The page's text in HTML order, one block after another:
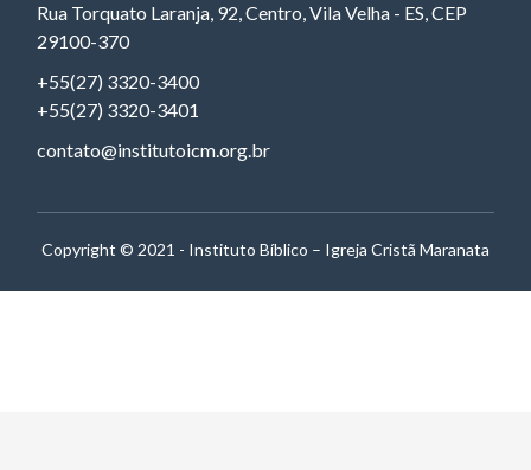
Rua Torquato Laranja, 92, Centro, Vila Velha - ES, CEP
29100-370
+55(27) 3320-3400
+55(27) 3320-3401
contato@institutoicm.org.br
Copyright © 2021 - Instituto Bíblico – Igreja Cristã Maranata